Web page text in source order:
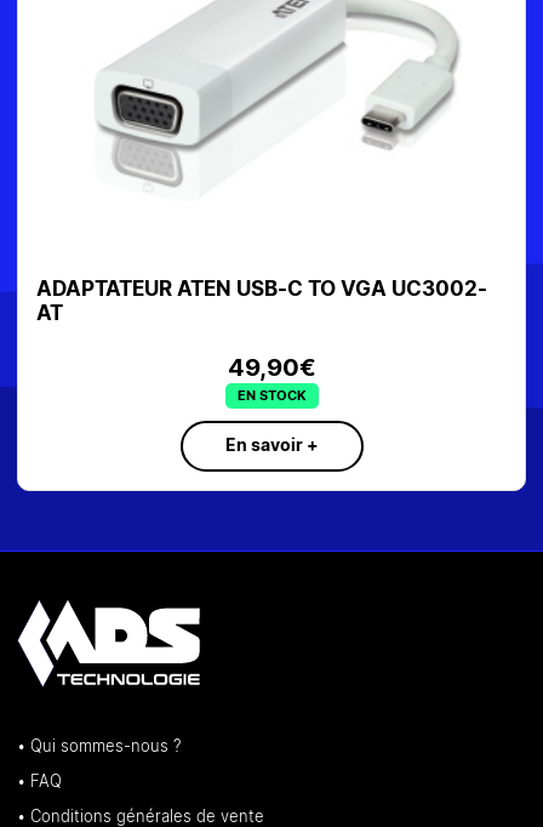
ADAPTATEUR ATEN USB-C TO VGA UC3002-
49,90€
EN STOCK
En savoir +
• Qui sommes-nous ?
• FAQ
• Conditions générales de vente